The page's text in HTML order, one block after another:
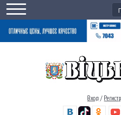
Вход /